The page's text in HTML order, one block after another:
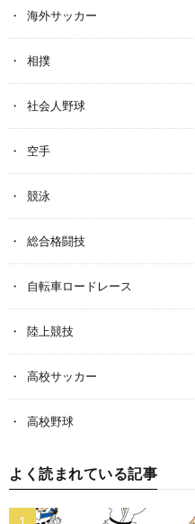
海外サッカー
相撲
社会人野球
空手
競泳
総合格闘技
自転車ロードレース
陸上競技
高校サッカー
高校野球
よく読まれている記事